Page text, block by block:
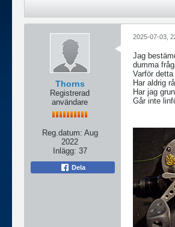
Thorns
Registrerad
användare
Reg.datum: Aug
2022
Inlägg: 37
Dela
2025-07-03,
Jag
dumma
Varför
Har aldrig
Har jag
Går inte